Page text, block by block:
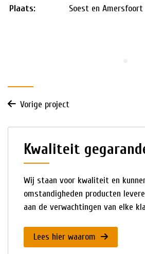
Plaats:
Soest en Amersfoort
Vorige project
Kwaliteit
Wij staan voor kwaliteit en
omstandigheden producten
aan de verwachtingen van elke
Lees hier waarom